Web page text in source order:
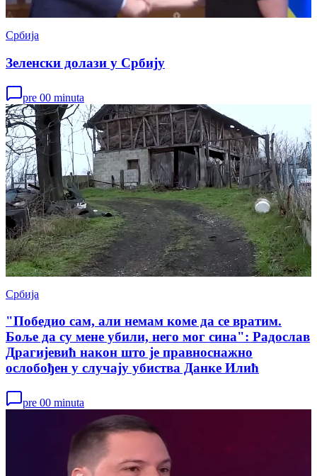
Србија
Зеленски долази у Србију
pre 00 minuta
Србија
"Победио сам, али немам коме да се вратим.
Боље да су мене убили, него мог сина": Радослав
Драгијевић након што је правноснажно
ослобођен у случају убиства Данке Илић
pre 00 minuta